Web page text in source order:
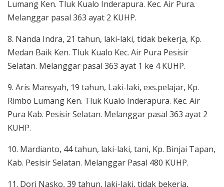
Lumang Ken. Tluk Kualo Inderapura. Kec. Air Pura.
Melanggar pasal 363 ayat 2 KUHP.
8. Nanda Indra, 21 tahun, laki-laki, tidak bekerja, Kp.
Medan Baik Ken. Tluk Kualo Kec. Air Pura Pesisir
Selatan. Melanggar pasal 363 ayat 1 ke 4 KUHP.
9. Aris Mansyah, 19 tahun, Laki-laki, exs.pelajar, Kp.
Rimbo Lumang Ken. Tluk Kualo Inderapura. Kec. Air
Pura Kab. Pesisir Selatan. Melanggar pasal 363 ayat 2
KUHP.
10. Mardianto, 44 tahun, laki-laki, tani, Kp. Binjai Tapan,
Kab. Pesisir Selatan. Melanggar Pasal 480 KUHP.
11. Dori Nasko, 39 tahun, laki-laki, tidak bekerja,